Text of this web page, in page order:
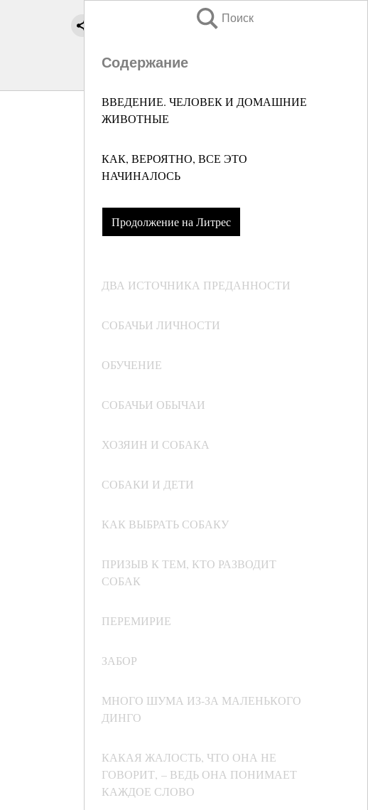
Поиск
Содержание
ВВЕДЕНИЕ. ЧЕЛОВЕК И ДОМАШНИЕ
ЖИВОТНЫЕ
КАК, ВЕРОЯТНО, ВСЕ ЭТО
НАЧИНАЛОСЬ
Продолжение на Литрес
ДВА ИСТОЧНИКА ПРЕДАННОСТИ
СОБАЧЬИ ЛИЧНОСТИ
ОБУЧЕНИЕ
СОБАЧЬИ ОБЫЧАИ
ХОЗЯИН И СОБАКА
СОБАКИ И ДЕТИ
КАК ВЫБРАТЬ СОБАКУ
ПРИЗЫВ К ТЕМ, КТО РАЗВОДИТ
СОБАК
ПЕРЕМИРИЕ
ЗАБОР
МНОГО ШУМА ИЗ-ЗА МАЛЕНЬКОГО
ДИНГО
КАКАЯ ЖАЛОСТЬ, ЧТО ОНА НЕ
ГОВОРИТ, – ВЕДЬ ОНА ПОНИМАЕТ
КАЖДОЕ СЛОВО